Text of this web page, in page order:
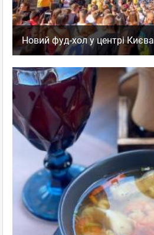
Новий фуд-хол у центрі Києва